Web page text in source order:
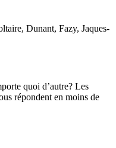
Dunant, Fazy, Jaques-
quoi d’autre? Les
répondent en moins de